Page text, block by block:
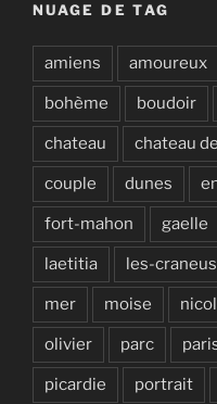
NUAGE DE TAG
amiens amoureux
bohème boudoir
chateau chateau
couple dunes
fort-mahon gaelle
laetitia les-
mer moise
olivier parc
picardie portrait